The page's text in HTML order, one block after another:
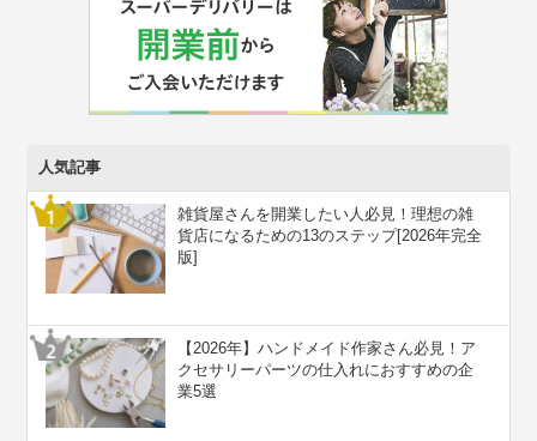
人気記事
雑貨屋さんを開業したい人必見！理想の雑
貨店になるための13のステップ[2026年完全
版]
【2026年】ハンドメイド作家さん必見！ア
クセサリーパーツの仕入れにおすすめの企
業5選